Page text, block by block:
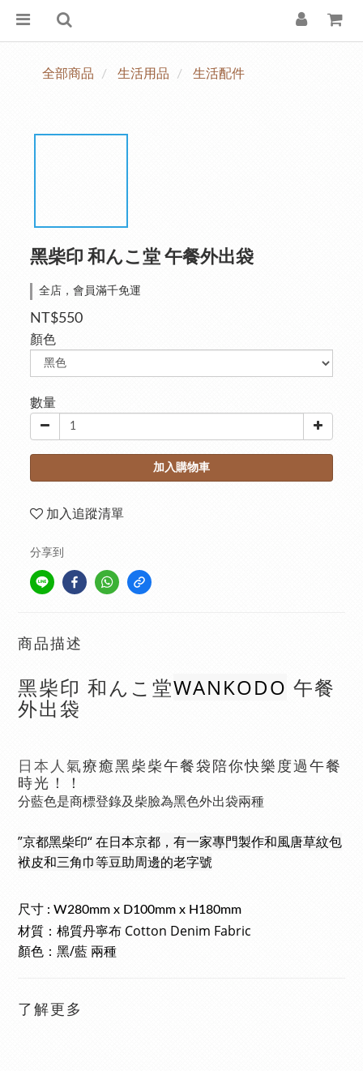
全部商品 生活用品 生活配件
黑柴印 和んこ堂 午餐外出袋
全店，會員滿千免運
NT$550
顏色
數量
加入購物車
加入追蹤清單
分享到
商品描述
黑柴印 和んこ堂WANKODO 午餐
外出袋
日本人氣療癒黑柴柴午餐袋陪你快樂度過午餐
時光！！
分藍色是商標登錄及柴臉為黑色外出袋兩種
”京都黑柴印“ 在日本京都，有一家專門製作和風唐草紋包
袱皮和三角巾等豆助周邊的老字號
尺寸 : W280mm x D100mm x H180mm
材質：棉質丹寧布 Cotton Denim Fabric
顏色：黑/藍 兩種
了解更多